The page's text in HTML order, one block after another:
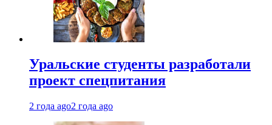
Уральские студенты разработали
проект спецпитания
2 года ago2 года ago